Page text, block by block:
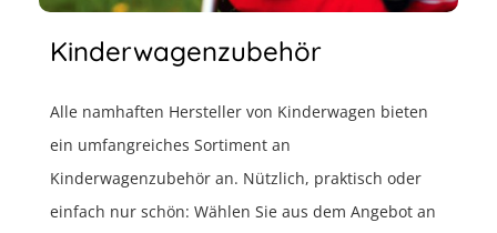
Kinderwagenzubehör
Alle namhaften Hersteller von Kinderwagen bieten
ein umfangreiches Sortiment an
Kinderwagenzubehör an. Nützlich, praktisch oder
einfach nur schön: Wählen Sie aus dem Angebot an